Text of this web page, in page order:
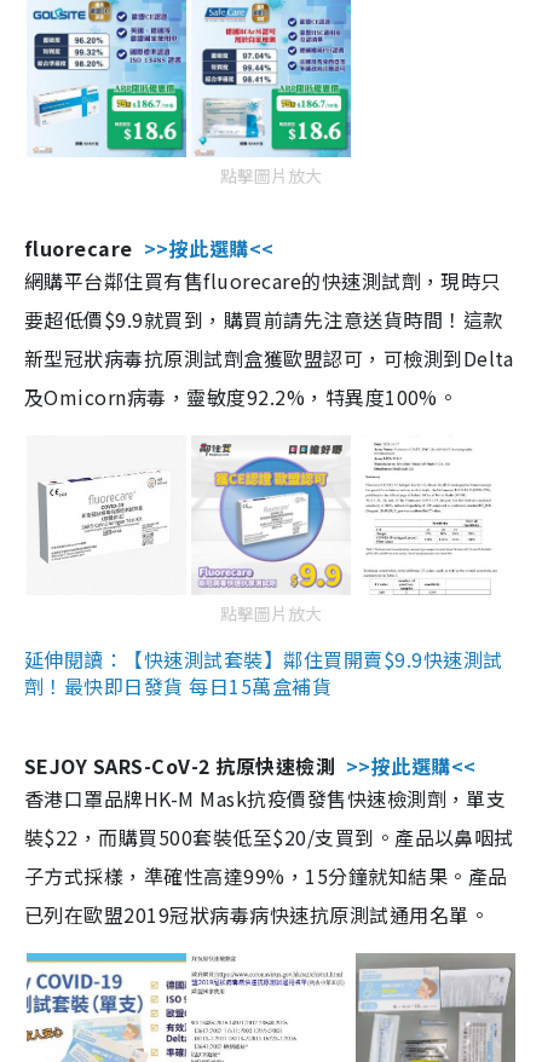
點擊圖片放大
fluorecare >>按此選購<<
網購平台鄰住買有售fluorecare的快速測試劑，現時只
要超低價$9.9就買到，購買前請先注意送貨時間！這款
新型冠狀病毒抗原測試劑盒獲歐盟認可，可檢測到Delta
及Omicorn病毒，靈敏度92.2%，特異度100%。
點擊圖片放大
延伸閱讀：【快速測試套裝】鄰住買開賣$9.9快速測試
劑！最快即日發貨 每日15萬盒補貨
SEJOY SARS-CoV-2 抗原快速檢測 >>按此選購<<
香港口罩品牌HK-M Mask抗疫價發售快速檢測劑，單支
裝$22，而購買500套裝低至$20/支買到。產品以鼻咽拭
子方式採樣，準確性高達99%，15分鐘就知結果。產品
已列在歐盟2019冠狀病毒病快速抗原測試通用名單。